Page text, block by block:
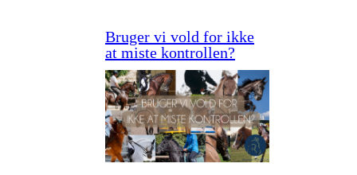
Bruger vi vold for ikke
at miste kontrollen?